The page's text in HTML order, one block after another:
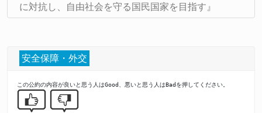
に対抗し、自由社会を守る国民国家を目指す』
安全保障・外交
この公約の内容が良いと思う人はGood、悪いと思う人はBadを押してください。